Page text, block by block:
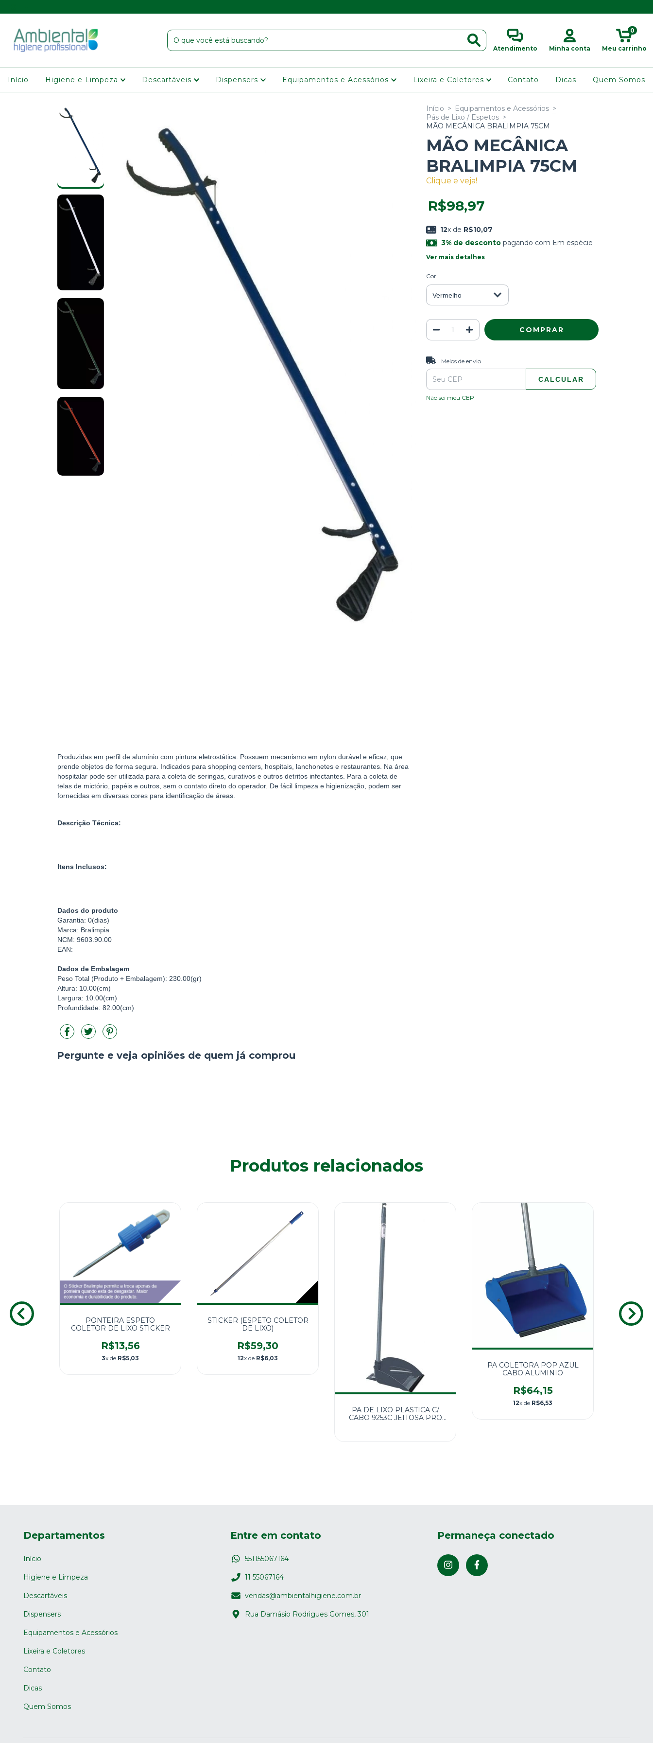
Atendimento Minha conta Meu carrinho
0
Início Higiene e Limpeza Descartáveis Dispensers Equipamentos e Acessórios Lixeira e Coletores Contato Dicas Quem Somos
Produzidas em perfil de alumínio com pintura eletrostática. Possuem mecanismo em nylon durável e eficaz, que
prende objetos de forma segura. Indicados para shopping centers, hospitais, lanchonetes e restaurantes. Na área
hospitalar pode ser utilizada para a coleta de seringas, curativos e outros detritos infectantes. Para a coleta de
telas de mictório, papéis e outros, sem o contato direto do operador. De fácil limpeza e higienização, podem ser
fornecidas em diversas cores para identificação de áreas.
Descrição Técnica:
Itens Inclusos:
Dados do produto
Garantia: 0(dias)
Marca: Bralimpia
NCM: 9603.90.00
EAN:
Dados de Embalagem
Peso Total (Produto + Embalagem): 230.00(gr)
Altura: 10.00(cm)
Largura: 10.00(cm)
Profundidade: 82.00(cm)
Início > Equipamentos e Acessórios >
Pás de Lixo / Espetos >
MÃO MECÂNICA BRALIMPIA 75CM
MÃO MECÂNICA
BRALIMPIA 75CM
Clique e veja!
R$98,97
12x de R$10,07
3% de desconto pagando com Em espécie
Ver mais detalhes
Cor
Entregas para o CEP:
Meios de envio
CALCULAR
Não sei meu CEP
Pergunte e veja opiniões de quem já comprou
Produtos relacionados
PONTEIRA ESPETO
COLETOR DE LIXO STICKER
R$13,56
3x de R$5,03
STICKER (ESPETO COLETOR
DE LIXO)
R$59,30
12x de R$6,03
PA DE LIXO PLASTICA C/
CABO 9253C JEITOSA PRO
PA COLETORA POP AZUL
CABO ALUMINIO
R$64,15
12x de R$6,53
Departamentos
Início
Higiene e Limpeza
Descartáveis
Dispensers
Equipamentos e Acessórios
Lixeira e Coletores
Contato
Dicas
Quem Somos
Entre em contato
551155067164
11 55067164
vendas@ambientalhigiene.com.br
Rua Damásio Rodrigues Gomes, 301
Permaneça conectado